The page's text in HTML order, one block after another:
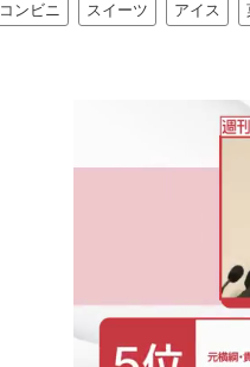
コンビニ スイーツ アイス